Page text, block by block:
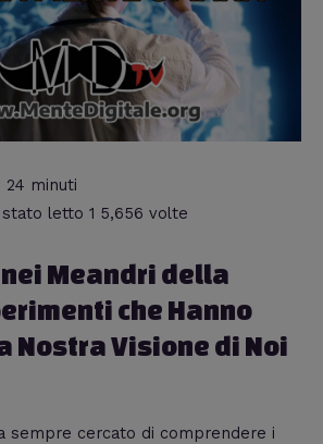
24 minuti
letto 1 5,656 volte
Meandri della
che Hanno
Nostra Visione di Noi
sempre cercato di comprendere i